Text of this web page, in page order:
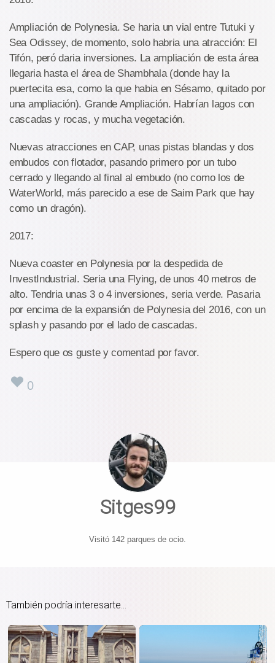
Ampliación de Polynesia. Se haria un vial entre Tutuki y
Sea Odissey, de momento, solo habria una atracción: El
Tifón, peró daria inversiones. La ampliación de esta área
llegaria hasta el área de Shambhala (donde hay la
puertecita esa, como la que habia en Sésamo, quitado por
una ampliación). Grande Ampliación. Habrían lagos con
cascadas y rocas, y mucha vegetación.
Nuevas atracciones en CAP, unas pistas blandas y dos
embudos con flotador, pasando primero por un tubo
cerrado y llegando al final al embudo (no como los de
WaterWorld, más parecido a ese de Saim Park que hay
como un dragón).
2017:
Nueva coaster en Polynesia por la despedida de
InvestIndustrial. Seria una Flying, de unos 40 metros de
alto. Tendria unas 3 o 4 inversiones, seria verde. Pasaria
por encima de la expansión de Polynesia del 2016, con un
splash y pasando por el lado de cascadas.
Espero que os guste y comentad por favor.
0
Sitges99
Visitó 142 parques de ocio.
También podría interesarte...